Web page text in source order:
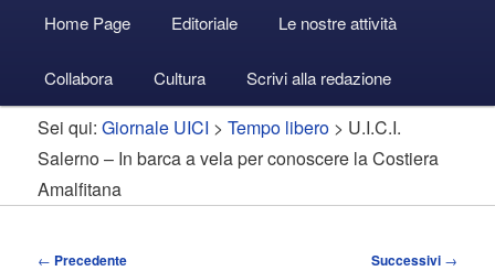
principale
Vai
al
contenuto
principale
Vai
al
contenuto
secondario
Accedi
Home Page Editoriale Le nostre attività
Collabora Cultura Scrivi alla redazione
Sei qui:Giornale UICI >Tempo libero > U.I.C.I.
Salerno – In barca a vela per conoscere la Costiera
Amalfitana
Navigazione
← Precedente Successivi →